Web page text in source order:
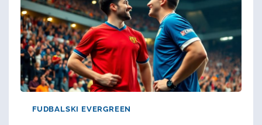
FUDBALSKI EVERGREEN